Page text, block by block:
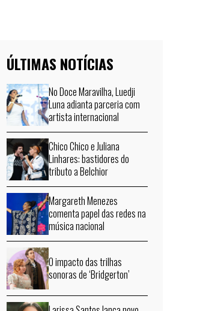
ÚLTIMAS NOTÍCIAS
No Doce Maravilha, Luedji
Luna adianta parceria com
artista internacional
Chico Chico e Juliana
Linhares: bastidores do
tributo a Belchior
Margareth Menezes
comenta papel das redes na
música nacional
O impacto das trilhas
sonoras de ‘Bridgerton’